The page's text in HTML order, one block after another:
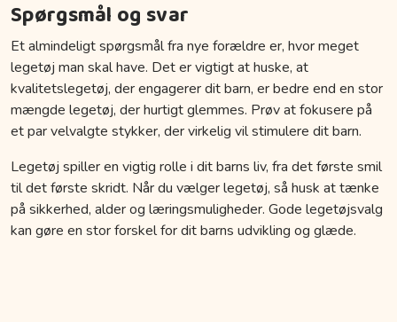
Spørgsmål og svar
Et almindeligt spørgsmål fra nye forældre er, hvor meget
legetøj man skal have. Det er vigtigt at huske, at
kvalitetslegetøj, der engagerer dit barn, er bedre end en stor
mængde legetøj, der hurtigt glemmes. Prøv at fokusere på
et par velvalgte stykker, der virkelig vil stimulere dit barn.
Legetøj spiller en vigtig rolle i dit barns liv, fra det første smil
til det første skridt. Når du vælger legetøj, så husk at tænke
på sikkerhed, alder og læringsmuligheder. Gode legetøjsvalg
kan gøre en stor forskel for dit barns udvikling og glæde.